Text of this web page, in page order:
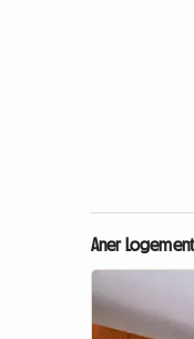
Aner